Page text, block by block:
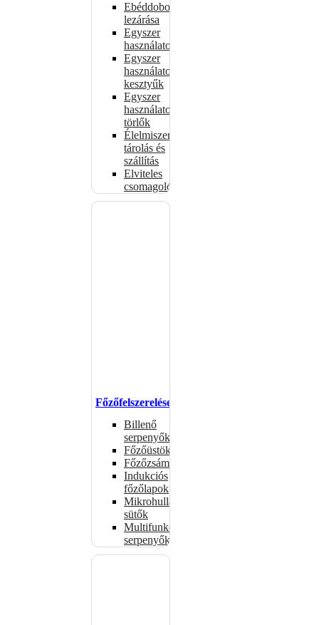
Ebéddobozok
lezárása
Egyszer
használatos
Egyszer
használatos
kesztyűk
Egyszer
használatos
törlők
Élelmiszer-
tárolás és
szállítás
Elviteles
csomagolóanyagok
Főzőfelszerelések
Billenő
serpenyők
Főzőüstök
Főzőzsámolyok
Indukciós
főzőlapok
Mikrohullámú
sütők
Multifunkciós
serpenyők